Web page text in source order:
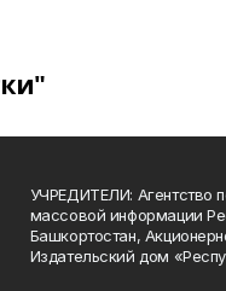
УЧРЕДИТЕЛИ: Агентство
массовой информации
Башкортостан,
Издательский дом